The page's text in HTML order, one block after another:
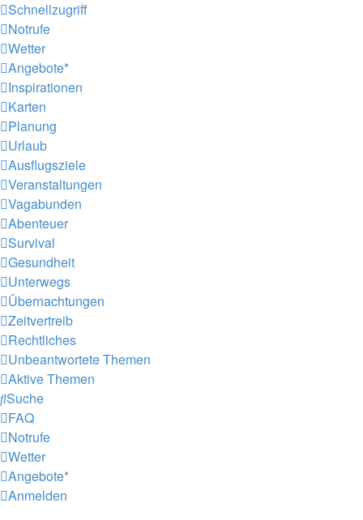
Schnellzugriff
Notrufe
Wetter
Angebote*
Inspirationen
Karten
Planung
Urlaub
Ausflugsziele
Veranstaltungen
Vagabunden
Abenteuer
Survival
Gesundheit
Unterwegs
Übernachtungen
Zeitvertreib
Rechtliches
Unbeantwortete Themen
Aktive Themen
Suche
FAQ
Notrufe
Wetter
Angebote*
Anmelden